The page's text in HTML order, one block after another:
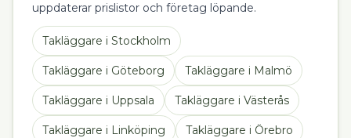
uppdaterar prislistor och företag löpande.
Takläggare i Stockholm
Takläggare i Göteborg Takläggare i Malmö
Takläggare i Uppsala Takläggare i Västerås
Takläggare i Linköping Takläggare i Örebro